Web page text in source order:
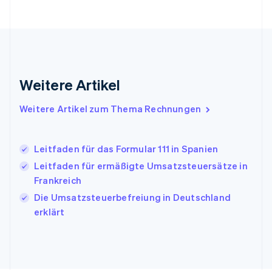
Weitere Artikel
Weitere Artikel zum Thema Rechnungen
Leitfaden für das Formular 111 in Spanien
Leitfaden für ermäßigte Umsatzsteuersätze in
Frankreich
Die Umsatzsteuerbefreiung in Deutschland
erklärt
English
English
Japan
Kanada
EnglishFrançais
Kroatien
EnglishItaliano